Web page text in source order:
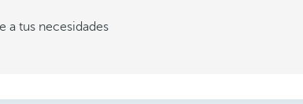
a tus necesidades